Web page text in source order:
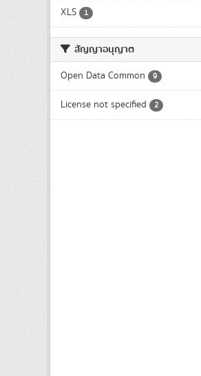
XLS 1
สัญญาอนุญาต
Open Data Common 9
License not specified 2